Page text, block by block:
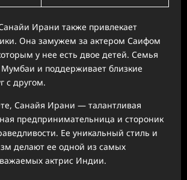
Ирани также привлекает
Она замужем за актером Саифом
у нее есть двое детей. Семья
и поддерживает близкие
с другом.
Санайя Ирани — талантливая
предпринимательница и стороник
Ее уникальный стиль и
делают ее одной из самых
актрис Индии.